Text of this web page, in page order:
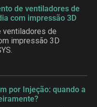
de ventiladores de
com impressão 3D
ventiladores de
impressão 3D
por Injeção: quando a